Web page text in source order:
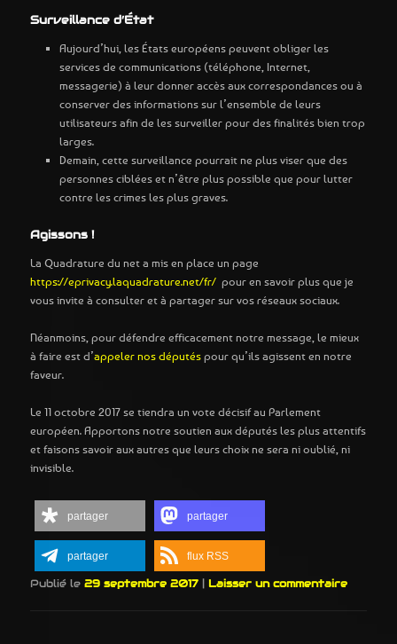
Surveillance d’État
Aujourd’hui, les États européens peuvent obliger les
services de communications (téléphone, Internet,
messagerie) à leur donner accès aux correspondances ou à
conserver des informations sur l’ensemble de leurs
utilisateurs afin de les surveiller pour des finalités bien trop
larges.
Demain, cette surveillance pourrait ne plus viser que des
personnes ciblées et n’être plus possible que pour lutter
contre les crimes les plus graves.
Agissons !
La Quadrature du net a mis en place un page
https://eprivacy.laquadrature.net/fr/ pour en savoir plus que je
vous invite à consulter et à partager sur vos réseaux sociaux.
Néanmoins, pour défendre efficacement notre message, le mieux
à faire est d’appeler nos députéspour qu’ils agissent en notre
faveur.
Le 11 octobre 2017 se tiendra un vote décisif au Parlement
européen. Apportons notre soutien aux députés les plus attentifs
et faisons savoir aux autres que leurs choix ne sera ni oublié, ni
invisible.
partager partager
partager flux RSS
Publié le29 septembre 2017 |Laisser un commentaire